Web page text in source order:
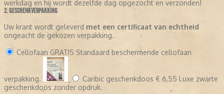
Zoekt u een origineel cadeau?
Algemeen Dagblad van een specifieke datum is een persoonlijk en
uniek geschenk dat herinneringen tot leven brengt.
werkdag en hij wordt dezelfde dag opgezocht en verzonden!
2. GESCHENKVERPAKKING
Uw krant wordt geleverd met een certificaat van echtheid
ongeacht de gekozen verpakking.
Cellofaan GRATIS Standaard beschermende cellofaan
verpakking. Caribic geschenkdoos € 6,55 Luxe zwarte
geschenkdoos zonder opdruk.